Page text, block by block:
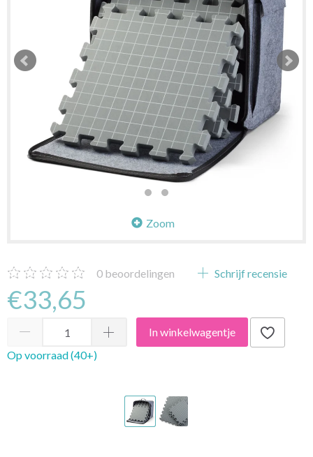
Zoom
0 beoordelingen Schrijf recensie
€33,65
In winkelwagentje
Op voorraad (40+)